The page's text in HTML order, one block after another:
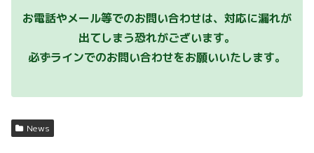
お電話やメール等でのお問い合わせは、対応に漏れが
出てしまう恐れがございます。
必ずラインでのお問い合わせをお願いいたします。
News